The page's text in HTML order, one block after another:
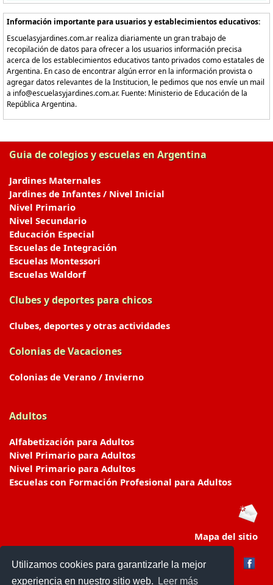
Utilizamos cookies para garantizarle la mejor
experiencia en nuestro sitio web.
Leer más
Información importante para usuarios y establecimientos educativos:
Escuelasyjardines.com.ar realiza diariamente un gran trabajo de
recopilación de datos para ofrecer a los usuarios información precisa
acerca de los establecimientos educativos tanto privados como estatales de
Argentina. En caso de encontrar algún error en la información provista o
agregar datos relevantes de la Institucion, le pedimos que nos envíe un mail
a info@escuelasyjardines.com.ar. Fuente: Ministerio de Educación de la
República Argentina.
Guia de colegios y escuelas en Argentina
Jardines Maternales
Jardines de Infantes / Nivel Inicial
Nivel Primario
Nivel Secundario
Educación Especial
Escuelas de Integración
Escuelas Montessori
Escuelas Waldorf
Clubes y deportes para chicos
Clubes, deportes y otras actividades
Colonias de Vacaciones
Colonias de Verano / Invierno
Adultos
Alfabetización para Adultos
Nivel Primario para Adultos
Nivel Primario para Adultos
Escuelas con Formación Profesional para Adultos
Mapa del sitio